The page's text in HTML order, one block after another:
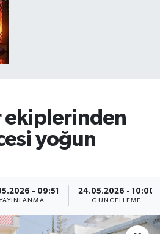
ekiplerinden
yoğun
- 09:51 24.05.2026 - 10:00
GÜNCELLEME